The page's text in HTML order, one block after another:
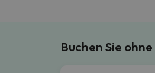
Buchen Sie